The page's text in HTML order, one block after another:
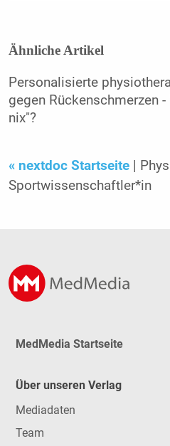
Ähnliche Artikel
Personalisierte
gegen Rückenschmerzen
nix"?
« nextdoc Startseite
|
Sportwissenschaftler*in
MedMedia Startseite
Über unseren Verlag
Mediadaten
Team